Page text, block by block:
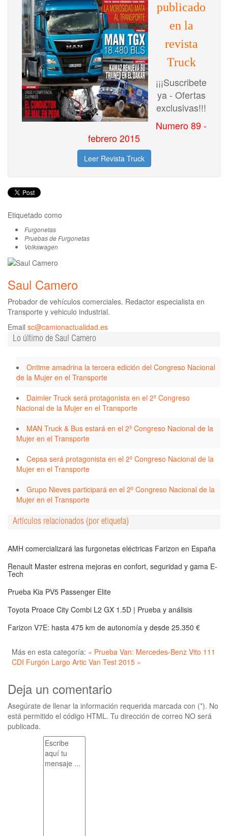
publicado
en la
revista
Truck
¡¡¡Suscribete
ya - Ofertas
exclusivas!!!
Numero 89 -
febrero 2015
Leer Revista Truck
Etiquetado como
Furgonetas
Pruebas de Furgonetas
Volkswagen
Saul Camero
Probador de vehículos comerciales. Redactor especialista en
Transporte y vehiculo industrial.
Email sc@camionactualidad.es
Lo último de Saul Camero
Ontime amadrina la tercera edición del Congreso Nacional
de la Mujer en el Transporte
Daimler Truck será protagonista en el 2º Congreso
Nacional de la Mujer en el Transporte
MAN Truck & Bus estará en el 2º Congreso Nacional de la
Mujer en el Transporte
Cepsa será protagonista en el 2º Congreso Nacional de la
Mujer en el Transporte
Grupo Nieves participará en el 2º Congreso Nacional de la
Mujer en el Transporte
Artículos relacionados (por etiqueta)
AMH comercializará las furgonetas eléctricas Farizon en España
Renault Master estrena mejoras en confort, seguridad y gama E-
Tech
Prueba Kia PV5 Passenger Elite
Toyota Proace City Combi L2 GX 1.5D | Prueba y análisis
Farizon V7E: hasta 475 km de autonomía y desde 25.350 €
Más en esta categoría: « Prueba Van: Mercedes-Benz Vito 111
CDI Furgón Largo Artic Van Test 2015 »
Deja un comentario
Asegúrate de llenar la información requerida marcada con (*). No
está permitido el código HTML. Tu dirección de correo NO será
publicada.